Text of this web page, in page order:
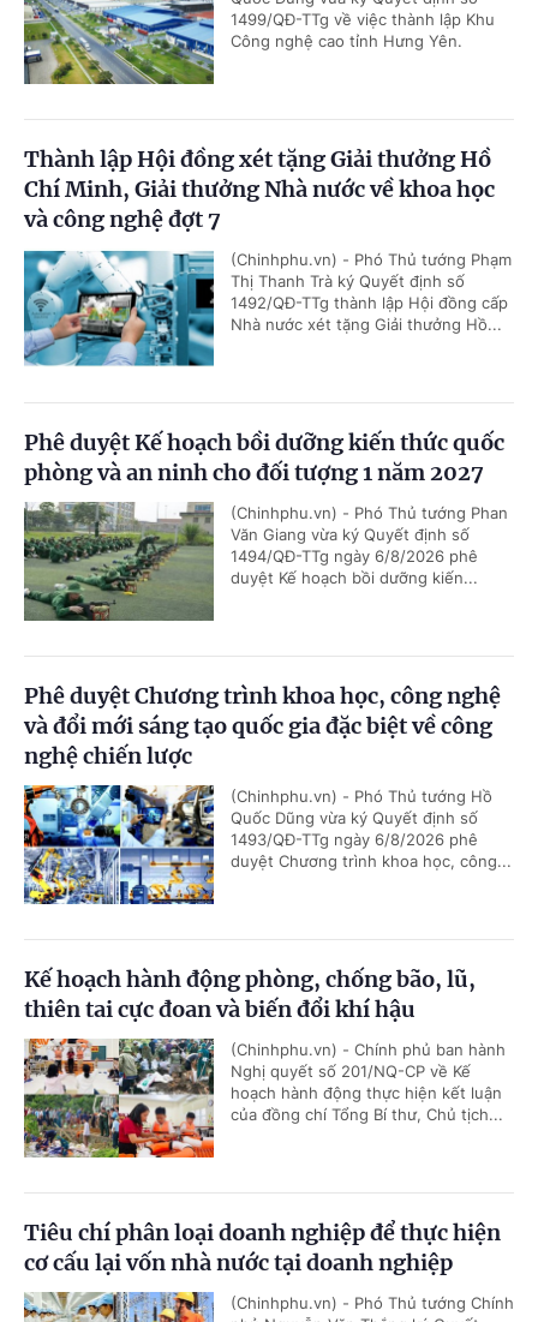
1499/QĐ-TTg về việc thành lập Khu
Công nghệ cao tỉnh Hưng Yên.
Thành lập Hội đồng xét tặng Giải thưởng Hồ
Chí Minh, Giải thưởng Nhà nước về khoa học
và công nghệ đợt 7
(Chinhphu.vn) - Phó Thủ tướng Phạm
Thị Thanh Trà ký Quyết định số
1492/QĐ-TTg thành lập Hội đồng cấp
Nhà nước xét tặng Giải thưởng Hồ...
Phê duyệt Kế hoạch bồi dưỡng kiến thức quốc
phòng và an ninh cho đối tượng 1 năm 2027
(Chinhphu.vn) - Phó Thủ tướng Phan
Văn Giang vừa ký Quyết định số
1494/QĐ-TTg ngày 6/8/2026 phê
duyệt Kế hoạch bồi dưỡng kiến...
Phê duyệt Chương trình khoa học, công nghệ
và đổi mới sáng tạo quốc gia đặc biệt về công
nghệ chiến lược
(Chinhphu.vn) - Phó Thủ tướng Hồ
Quốc Dũng vừa ký Quyết định số
1493/QĐ-TTg ngày 6/8/2026 phê
duyệt Chương trình khoa học, công...
Kế hoạch hành động phòng, chống bão, lũ,
thiên tai cực đoan và biến đổi khí hậu
(Chinhphu.vn) - Chính phủ ban hành
Nghị quyết số 201/NQ-CP về Kế
hoạch hành động thực hiện kết luận
của đồng chí Tổng Bí thư, Chủ tịch...
Tiêu chí phân loại doanh nghiệp để thực hiện
cơ cấu lại vốn nhà nước tại doanh nghiệp
(Chinhphu.vn) - Phó Thủ tướng Chính